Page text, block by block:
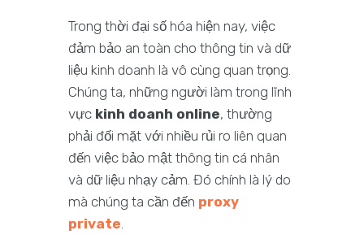
Trong thời đại số hóa hiện nay, việc
đảm bảo an toàn cho thông tin và dữ
liệu kinh doanh là vô cùng quan trọng.
Chúng ta, những người làm trong lĩnh
vực kinh doanh online, thường
phải đối mặt với nhiều rủi ro liên quan
đến việc bảo mật thông tin cá nhân
và dữ liệu nhạy cảm. Đó chính là lý do
mà chúng ta cần đến proxy
private.